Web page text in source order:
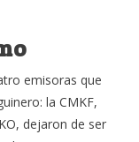
emisoras que
la CMKF,
dejaron de ser